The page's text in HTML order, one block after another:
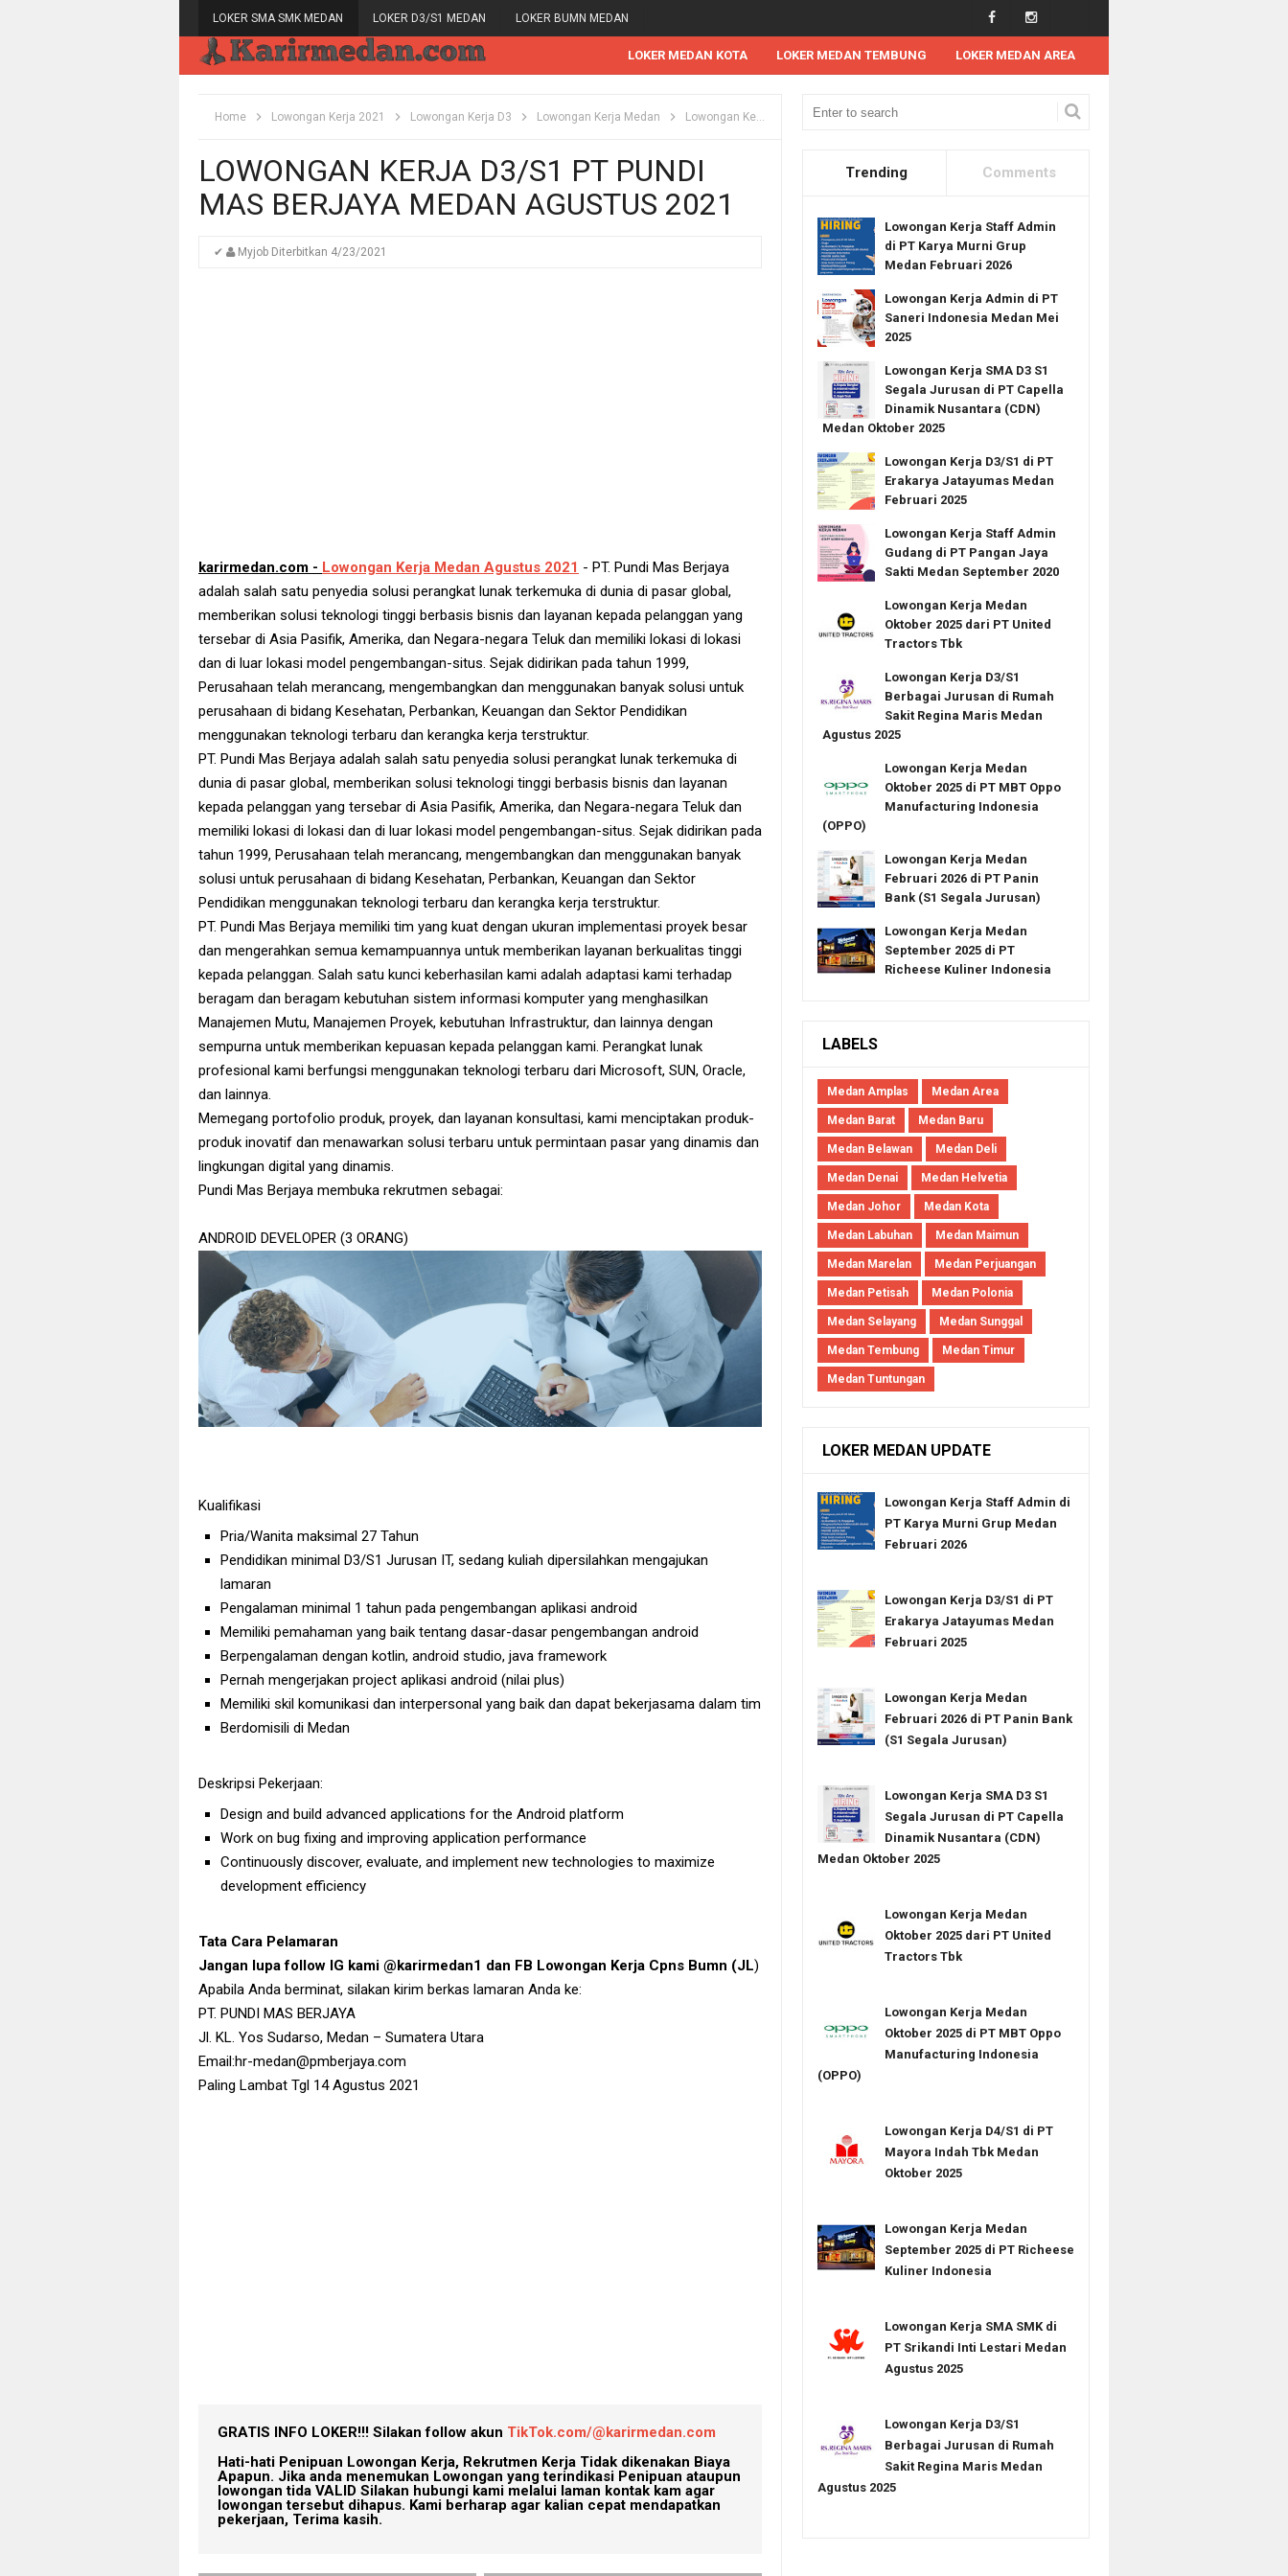
LOKER SMA SMK MEDAN LOKER D3/S1 MEDAN LOKER BUMN MEDAN
LOKER MEDAN KOTA LOKER MEDAN TEMBUNG LOKER MEDAN AREA
Home Lowongan Kerja 2021 Lowongan Kerja D3 Lowongan Kerja Medan Lowongan Kerja S1 Lowongan Kerja D3/S1 PT Pundi Mas Berjaya Medan Agustus 2021
LOWONGAN KERJA D3/S1 PT PUNDI
MAS BERJAYA MEDAN AGUSTUS 2021
✔ Myjob Diterbitkan 4/23/2021
karirmedan.com - Lowongan Kerja Medan Agustus 2021 - PT. Pundi Mas Berjaya
adalah salah satu penyedia solusi perangkat lunak terkemuka di dunia di pasar global,
memberikan solusi teknologi tinggi berbasis bisnis dan layanan kepada pelanggan yang
tersebar di Asia Pasifik, Amerika, dan Negara-negara Teluk dan memiliki lokasi di lokasi
dan di luar lokasi model pengembangan-situs. Sejak didirikan pada tahun 1999,
Perusahaan telah merancang, mengembangkan dan menggunakan banyak solusi untuk
perusahaan di bidang Kesehatan, Perbankan, Keuangan dan Sektor Pendidikan
menggunakan teknologi terbaru dan kerangka kerja terstruktur.
PT. Pundi Mas Berjaya adalah salah satu penyedia solusi perangkat lunak terkemuka di
dunia di pasar global, memberikan solusi teknologi tinggi berbasis bisnis dan layanan
kepada pelanggan yang tersebar di Asia Pasifik, Amerika, dan Negara-negara Teluk dan
memiliki lokasi di lokasi dan di luar lokasi model pengembangan-situs. Sejak didirikan pada
tahun 1999, Perusahaan telah merancang, mengembangkan dan menggunakan banyak
solusi untuk perusahaan di bidang Kesehatan, Perbankan, Keuangan dan Sektor
Pendidikan menggunakan teknologi terbaru dan kerangka kerja terstruktur.
PT. Pundi Mas Berjaya memiliki tim yang kuat dengan ukuran implementasi proyek besar
dan mengerahkan semua kemampuannya untuk memberikan layanan berkualitas tinggi
kepada pelanggan. Salah satu kunci keberhasilan kami adalah adaptasi kami terhadap
beragam dan beragam kebutuhan sistem informasi komputer yang menghasilkan
Manajemen Mutu, Manajemen Proyek, kebutuhan Infrastruktur, dan lainnya dengan
sempurna untuk memberikan kepuasan kepada pelanggan kami. Perangkat lunak
profesional kami berfungsi menggunakan teknologi terbaru dari Microsoft, SUN, Oracle,
dan lainnya.
Memegang portofolio produk, proyek, dan layanan konsultasi, kami menciptakan produk-
produk inovatif dan menawarkan solusi terbaru untuk permintaan pasar yang dinamis dan
lingkungan digital yang dinamis.
Pundi Mas Berjaya membuka rekrutmen sebagai:
ANDROID DEVELOPER (3 ORANG)
Kualifikasi
Pria/Wanita maksimal 27 Tahun
Pendidikan minimal D3/S1 Jurusan IT, sedang kuliah dipersilahkan mengajukan
lamaran
Pengalaman minimal 1 tahun pada pengembangan aplikasi android
Memiliki pemahaman yang baik tentang dasar-dasar pengembangan android
Berpengalaman dengan kotlin, android studio, java framework
Pernah mengerjakan project aplikasi android (nilai plus)
Memiliki skil komunikasi dan interpersonal yang baik dan dapat bekerjasama dalam tim
Berdomisili di Medan
Deskripsi Pekerjaan:
Design and build advanced applications for the Android platform
Work on bug fixing and improving application performance
Continuously discover, evaluate, and implement new technologies to maximize
development efficiency
Tata Cara Pelamaran
Jangan lupa follow IG kami @karirmedan1 dan FB Lowongan Kerja Cpns Bumn (JL)
Apabila Anda berminat, silakan kirim berkas lamaran Anda ke:
PT. PUNDI MAS BERJAYA
Jl. KL. Yos Sudarso, Medan – Sumatera Utara
Email:hr-medan@pmberjaya.com
Paling Lambat Tgl 14 Agustus 2021
GRATIS INFO LOKER!!! Silakan follow akun TikTok.com/@karirmedan.com
Hati-hati Penipuan Lowongan Kerja, Rekrutmen Kerja Tidak dikenakan Biaya
Apapun. Jika anda menemukan Lowongan yang terindikasi Penipuan ataupun
lowongan tida VALID Silakan hubungi kami melalui laman kontak kam agar
lowongan tersebut dihapus. Kami berharap agar kalian cepat mendapatkan
pekerjaan, Terima kasih.
Trending Comments
Lowongan Kerja Staff Admin
di PT Karya Murni Grup
Medan Februari 2026
Lowongan Kerja Admin di PT
Saneri Indonesia Medan Mei
2025
Lowongan Kerja SMA D3 S1
Segala Jurusan di PT Capella
Dinamik Nusantara (CDN)
Medan Oktober 2025
Lowongan Kerja D3/S1 di PT
Erakarya Jatayumas Medan
Februari 2025
Lowongan Kerja Staff Admin
Gudang di PT Pangan Jaya
Sakti Medan September 2020
Lowongan Kerja Medan
Oktober 2025 dari PT United
Tractors Tbk
Lowongan Kerja D3/S1
Berbagai Jurusan di Rumah
Sakit Regina Maris Medan
Agustus 2025
Lowongan Kerja Medan
Oktober 2025 di PT MBT Oppo
Manufacturing Indonesia
(OPPO)
Lowongan Kerja Medan
Februari 2026 di PT Panin
Bank (S1 Segala Jurusan)
Lowongan Kerja Medan
September 2025 di PT
Richeese Kuliner Indonesia
LABELS
Medan Amplas Medan Area
Medan Barat Medan Baru
Medan Belawan Medan Deli
Medan Denai Medan Helvetia
Medan Johor Medan Kota
Medan Labuhan Medan Maimun
Medan Marelan Medan Perjuangan
Medan Petisah Medan Polonia
Medan Selayang Medan Sunggal
Medan Tembung Medan Timur
Medan Tuntungan
LOKER MEDAN UPDATE
Lowongan Kerja Staff Admin di
PT Karya Murni Grup Medan
Februari 2026
Lowongan Kerja D3/S1 di PT
Erakarya Jatayumas Medan
Februari 2025
Lowongan Kerja Medan
Februari 2026 di PT Panin Bank
(S1 Segala Jurusan)
Lowongan Kerja SMA D3 S1
Segala Jurusan di PT Capella
Dinamik Nusantara (CDN)
Medan Oktober 2025
Lowongan Kerja Medan
Oktober 2025 dari PT United
Tractors Tbk
Lowongan Kerja Medan
Oktober 2025 di PT MBT Oppo
Manufacturing Indonesia
(OPPO)
Lowongan Kerja D4/S1 di PT
Mayora Indah Tbk Medan
Oktober 2025
Lowongan Kerja Medan
September 2025 di PT Richeese
Kuliner Indonesia
Lowongan Kerja SMA SMK di
PT Srikandi Inti Lestari Medan
Agustus 2025
Lowongan Kerja D3/S1
Berbagai Jurusan di Rumah
Sakit Regina Maris Medan
Agustus 2025